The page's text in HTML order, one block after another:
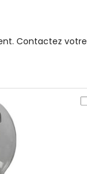
Contactez votre